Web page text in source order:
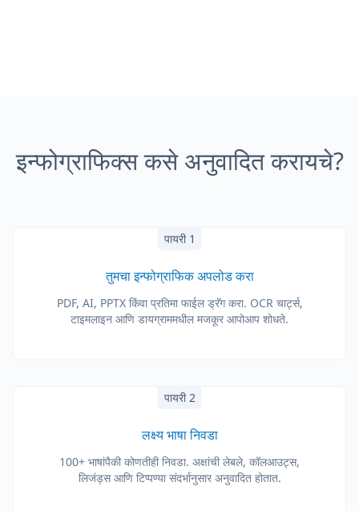
इन्फोग्राफिक्स कसे अनुवादित करायचे?
पायरी 1
तुमचा इन्फोग्राफिक अपलोड करा
PDF, AI, PPTX किंवा प्रतिमा फाईल ड्रॅग करा. OCR चार्ट्स,
टाइमलाइन आणि डायग्राममधील मजकूर आपोआप शोधते.
पायरी 2
लक्ष्य भाषा निवडा
100+ भाषांपैकी कोणतीही निवडा. अक्षांची लेबले, कॉलआउट्स,
लिजंड्स आणि टिप्पण्या संदर्भानुसार अनुवादित होतात.